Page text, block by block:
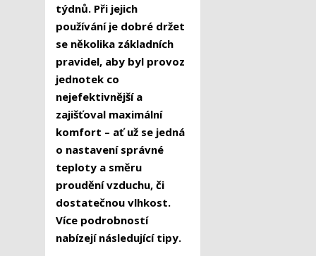
týdnů. Při jejich
používání je dobré držet
se několika základních
pravidel, aby byl provoz
jednotek co
nejefektivnější a
zajišťoval maximální
komfort – ať už se jedná
o nastavení správné
teploty a směru
proudění vzduchu, či
dostatečnou vlhkost.
Více podrobností
nabízejí následující tipy.